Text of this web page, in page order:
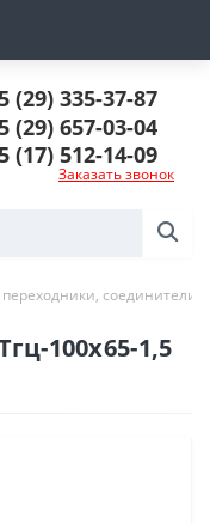
(29) 335-37-87
(29) 657-03-04
(17) 512-14-09
Заказать звонок
соединители
100х65-1,5